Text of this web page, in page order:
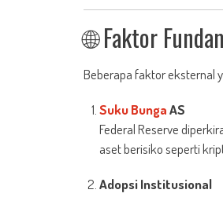
🌐 Faktor
Beberapa faktor eksternal
Suku BungaAS
Federal Reserve
aset berisiko seperti
Adopsi Institusional